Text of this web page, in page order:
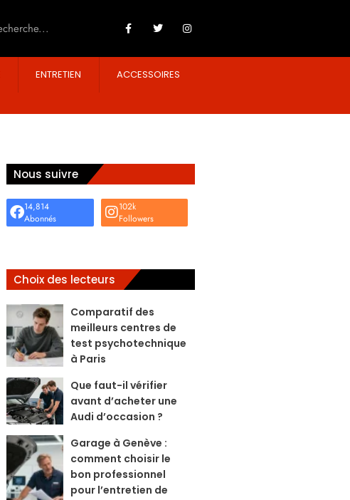
ENTRETIEN ACCESSOIRES
Nous suivre
14,814
Abonnés
102k
Followers
Choix des lecteurs
Comparatif des
meilleurs centres de
test psychotechnique
à Paris
Que faut-il vérifier
avant d’acheter une
Audi d’occasion ?
Garage à Genève :
comment choisir le
bon professionnel
pour l’entretien de